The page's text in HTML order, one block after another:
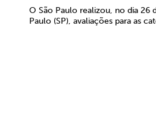
O São Paulo realizou, no dia 26
Paulo (SP), avaliações para as